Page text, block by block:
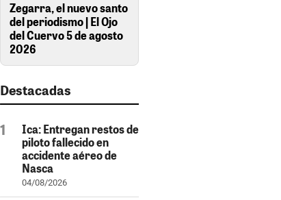
Zegarra, el nuevo santo
del periodismo | El Ojo
del Cuervo 5 de agosto
2026
Destacadas
Ica: Entregan restos de
piloto fallecido en
accidente aéreo de
Nasca
04/08/2026